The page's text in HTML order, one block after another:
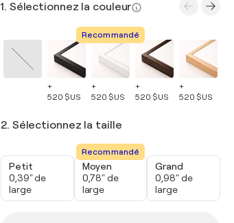
1. Sélectionnez la couleur
+
520 $US
Recommandé
+
520 $US
+
520 $US
+
520 $US
2. Sélectionnez la taille
Petit
0,39" de
large
Recommandé
Moyen
0,78" de
large
Grand
0,98" de
large